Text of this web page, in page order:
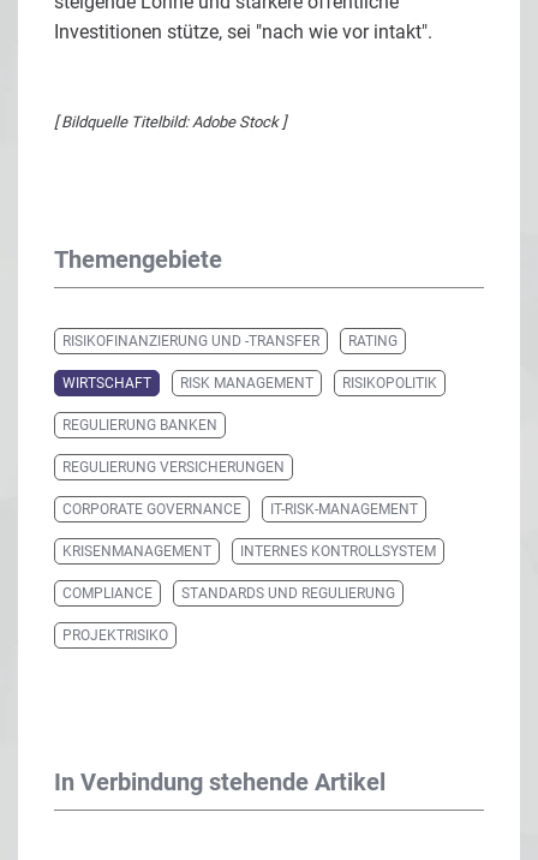
Investitionen stütze, sei "nach wie vor intakt".
[ Bildquelle Titelbild: Adobe Stock ]
Themengebiete
RISIKOFINANZIERUNG UND -TRANSFER RATING
WIRTSCHAFT RISK MANAGEMENT RISIKOPOLITIK
REGULIERUNG BANKEN
REGULIERUNG VERSICHERUNGEN
CORPORATE GOVERNANCE IT-RISK-MANAGEMENT
KRISENMANAGEMENT INTERNES KONTROLLSYSTEM
COMPLIANCE STANDARDS UND REGULIERUNG
PROJEKTRISIKO
In Verbindung stehende Artikel